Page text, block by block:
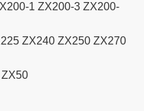
1 ZX200-3 ZX200-
ZX240 ZX250 ZX270